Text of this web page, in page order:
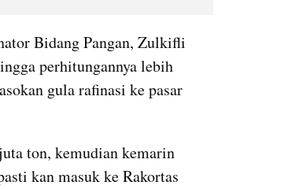
Bidang Pangan, Zulkifli
perhitungannya lebih
gula rafinasi ke pasar
ton, kemudian kemarin
kan masuk ke Rakortas